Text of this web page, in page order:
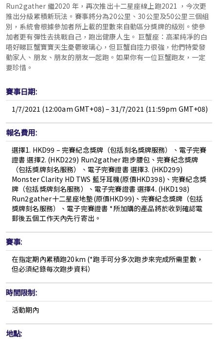
Run2gather 繼2020 年，再次推出十二星座線上跑2021 ，今次更
推出分級累積新玩法。賽事將分為20公里、30公里及50公里三個組
別，系統會根據參加者所上載的里數來自動區分獎牌的級別。使參
加者更有彈性去挑戰自己，跑出健康人生。 巨蟹座：高潔純凈的白
唔好睇巨蟹寶寶天生憂鬱玻璃心，但巨蟹自控力很強，他們特愛發
動家人、朋友、朋友的朋友一起跑。如果你有一位巨蟹跑友，一定
要珍惜。
賽事日期:
1/7/2021 (12:00am GMT+08) – 31/7/2021 (11:59pm GMT+08)
報名費用:
選擇1. HKD99 – 完賽紀念獎牌（包括刻名獎牌服務）、電子完賽
證書選擇2. (HKD229) Run2gather 跑步腰包、完賽紀念獎牌
（包括獎牌刻名服務）、電子完賽證書 選擇3. (HKD299)
Monster Clarity HD TWS 藍牙耳機(原價HKD398)、完賽紀念獎
牌（包括獎牌刻名服務）、電子完賽證書選擇4. (HKD198)
Run2gather十二星座地墊(原價HKD99)、完賽紀念獎牌（包括
獎牌刻名服務）、電子完賽證書 *所加購的產品將於收到確認電
郵後五個工作天內先行寄出。
賽事:
在指定期內累積跑20km (*跑手可分多次跑步來完成所需里數，
但必須紀錄每次跑步資料）
時間限制:
活動期內
地點: